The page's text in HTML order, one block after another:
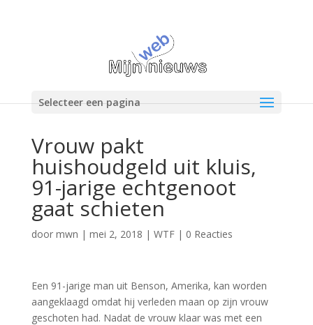
Selecteer een pagina
Vrouw pakt
huishoudgeld uit kluis,
91-jarige echtgenoot
gaat schieten
door mwn | mei 2, 2018 | WTF| 0 Reacties
Een 91-jarige man uit Benson, Amerika, kan worden
aangeklaagd omdat hij verleden maan op zijn vrouw
geschoten had. Nadat de vrouw klaar was met een